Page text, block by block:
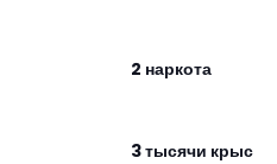
2 наркота
3 тысячи крыс